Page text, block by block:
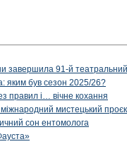
завершила 91-й
яким був сезон 2025/26?
правил і… вічне кохання
мистецький
сон ентомолога